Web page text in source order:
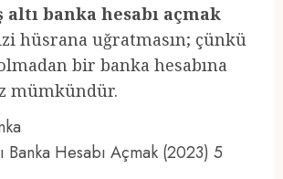
altı banka hesabı açmak
hüsrana uğratmasın; çünkü
bir banka hesabına
mümkündür.
Banka Hesabı Açmak (2023) 5